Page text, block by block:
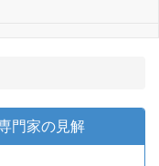
門家の見解